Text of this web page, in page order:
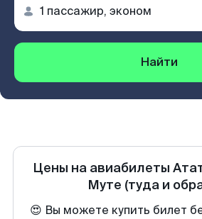
Найти
Цены на авиабилеты
Муте (туда и
😍 Вы можете купить билет